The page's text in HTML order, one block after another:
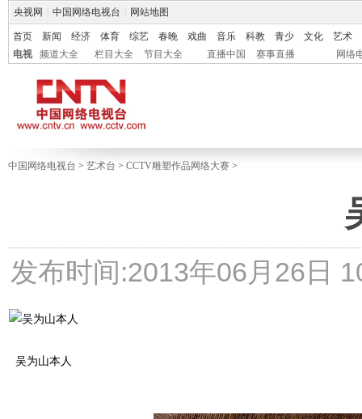
央视网 中国网络电视台 网站地图
首页 新闻 经济 体育 综艺 春晚 戏曲 音乐 科教 青少 文化
艺术
电视
频道大全 栏目大全 节目大全 直播中国 赛事直播 网络
中国网络电视台 > 艺术台 > CCTV雕塑作品网络大赛 >
发布时间:2013年06月26日
吴为山本人